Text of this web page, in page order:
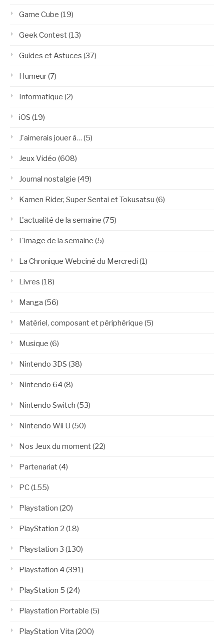
Game Cube (19)
Geek Contest(13)
Guides et Astuces (37)
Humeur(7)
Informatique (2)
iOS (19)
J'aimerais jouer à… (5)
Jeux Vidéo (608)
Journal nostalgie (49)
Kamen Rider, Super Sentai et Tokusatsu (6)
L'actualité de la semaine (75)
L'image de la semaine (5)
La Chronique Webciné du Mercredi (1)
Livres (18)
Manga (56)
Matériel, composant et périphérique (5)
Musique (6)
Nintendo 3DS (38)
Nintendo 64 (8)
Nintendo Switch (53)
Nintendo Wii U (50)
Nos Jeux du moment(22)
Partenariat(4)
PC(155)
Playstation (20)
PlayStation 2 (18)
Playstation 3 (130)
Playstation 4 (391)
PlayStation 5 (24)
Playstation Portable (5)
PlayStation Vita (200)